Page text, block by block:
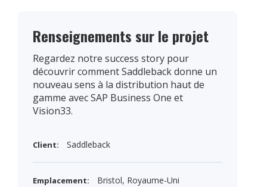
Renseignements sur le projet
Regardez notre success story pour
découvrir comment Saddleback donne un
nouveau sens à la distribution haut de
gamme avec SAP Business One et
Vision33.
Client: Saddleback
Emplacement: Bristol, Royaume-Uni